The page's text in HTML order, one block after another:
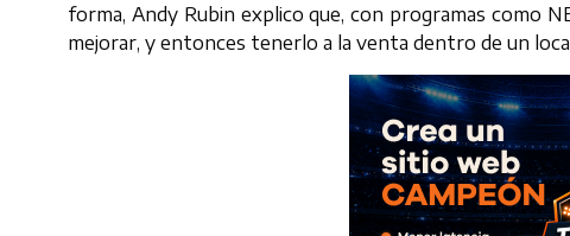
forma, Andy Rubin explico que, con programas como
mejorar, y entonces tenerlo a la venta dentro de un